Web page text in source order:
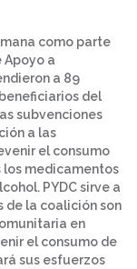
como parte
Apoyo a
a 89
del
subvenciones
a las
el consumo
los medicamentos
PYDC sirve a
de la coalición son
en
el consumo de
sus esfuerzos